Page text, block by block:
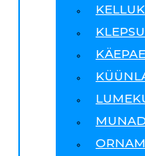
MUNAD